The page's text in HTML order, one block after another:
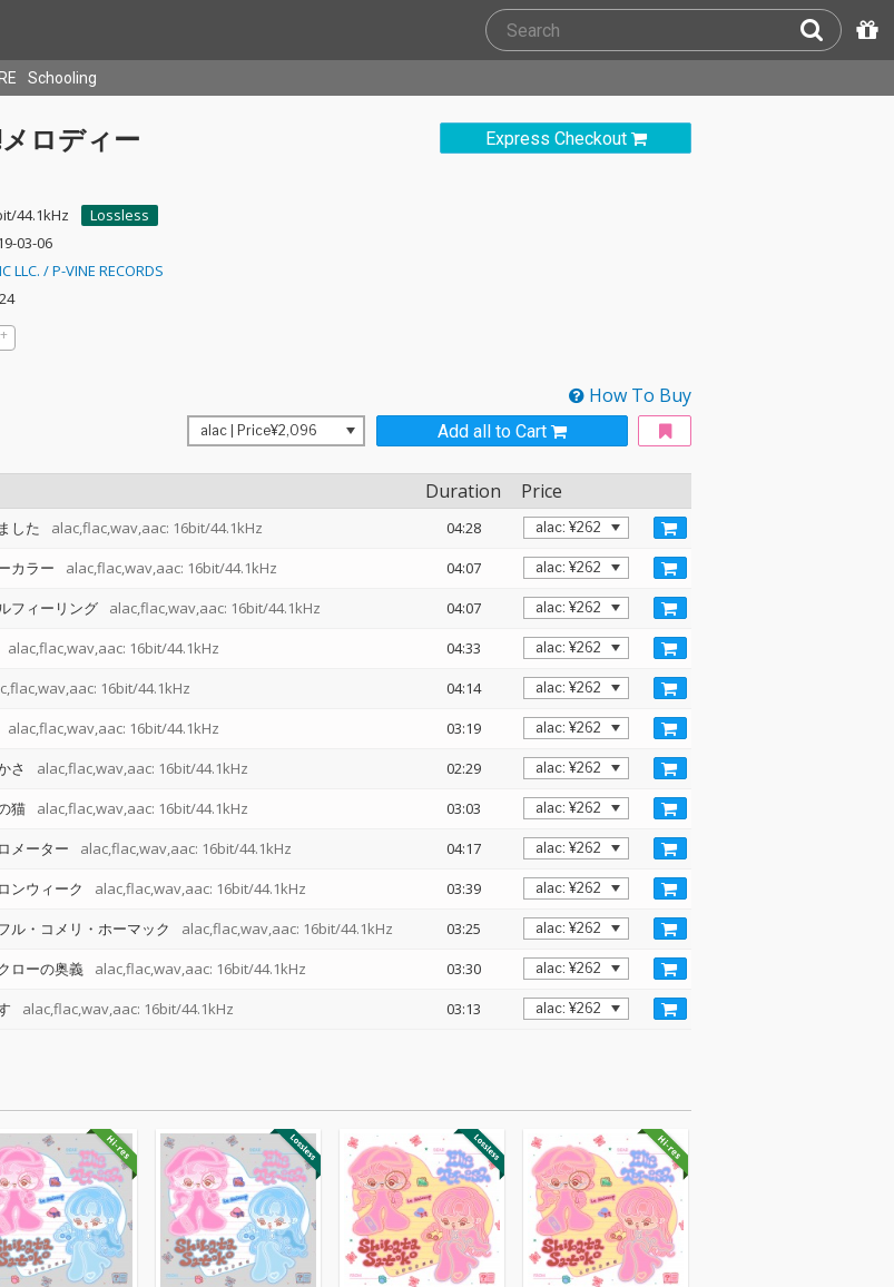
Schooling
Express Checkout
ロディー
44.1kHz
Lossless
03-06
LLC. / P-VINE RECORDS
How To Buy
Add all to Cart
Duration Price
した alac,flac,wav,aac: 16bit/44.1kHz
04:28
カラー alac,flac,wav,aac: 16bit/44.1kHz
04:07
フィーリング alac,flac,wav,aac: 16bit/44.1kHz
04:07
alac,flac,wav,aac: 16bit/44.1kHz
04:33
16bit/44.1kHz
04:14
alac,flac,wav,aac: 16bit/44.1kHz
03:19
さ alac,flac,wav,aac: 16bit/44.1kHz
02:29
猫 alac,flac,wav,aac: 16bit/44.1kHz
03:03
メーター alac,flac,wav,aac: 16bit/44.1kHz
04:17
ンウィーク alac,flac,wav,aac: 16bit/44.1kHz
03:39
ル・コメリ・ホーマック alac,flac,wav,aac: 16bit/44.1kHz
03:25
ローの奥義 alac,flac,wav,aac: 16bit/44.1kHz
03:30
alac,flac,wav,aac: 16bit/44.1kHz 03:13